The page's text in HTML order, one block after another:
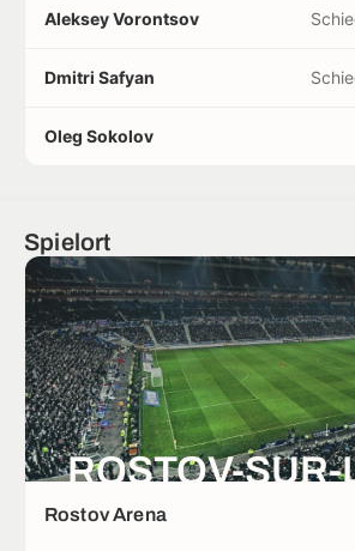
Aleksey Vorontsov
Dmitri Safyan
Oleg Sokolov
Spielort
ROSTOV-SUR-
Rostov Arena